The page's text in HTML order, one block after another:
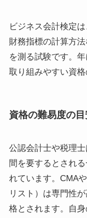
ビジネス会計検定
財務指標の計算方
を測る試験です。
取り組みやすい資格
資格の難易度の目
公認会計士や税理
間を要するとされ
れています。CMA
リスト）は専門性
格とされます。自